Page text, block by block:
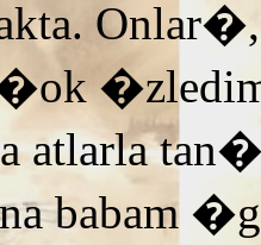
atlarla
babam